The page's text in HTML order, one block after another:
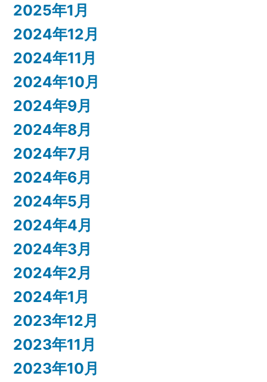
2025年1月
2024年12月
2024年11月
2024年10月
2024年9月
2024年8月
2024年7月
2024年6月
2024年5月
2024年4月
2024年3月
2024年2月
2024年1月
2023年12月
2023年11月
2023年10月